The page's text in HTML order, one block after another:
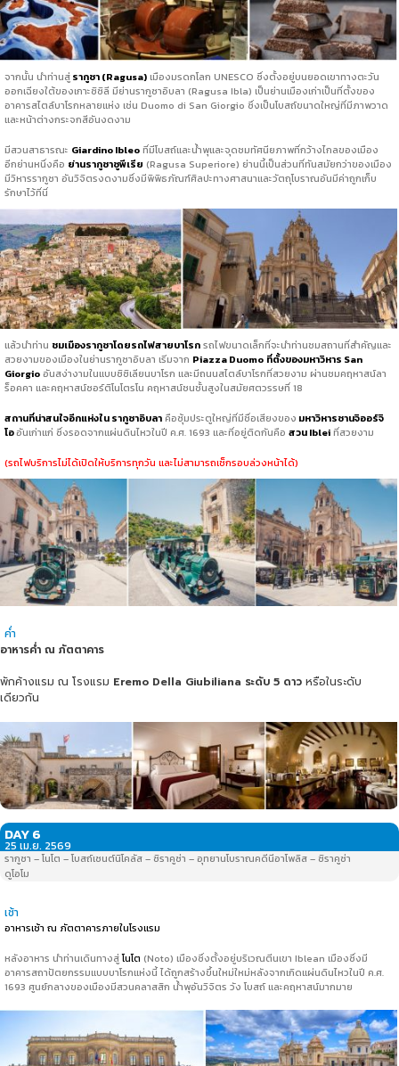
จากนั้น นำท่านสู่รากูซา (Ragusa)เมืองมรดกโลก UNESCO ซึ่งตั้งอยู่บนยอดเขาทางตะวัน
ออกเฉียงใต้ของเกาะซิซิลี มีย่านรากูซาอิบลา (Ragusa Ibla) เป็นย่านเมืองเก่าเป็นที่ตั้งของ
อาคารสไตล์บาโรกหลายแห่ง เช่น Duomo di San Giorgio ซึ่งเป็นโบสถ์ขนาดใหญ่ที่มีภาพวาด
และหน้าต่างกระจกสีอันงดงาม
มีสวนสาธารณะ Giardino Ibleoที่มีโบสถ์และน้ำพุและจุดชมทัศนียภาพที่กว้างไกลของเมือง
อีกย่านหนึ่งคือ ย่านรากูซาซูพีเรีย (Ragusa Superiore) ย่านนี้เป็นส่วนที่ทันสมัยกว่าของเมือง
มีวิหารรากูซา อันวิจิตรงดงามซึ่งมีพิพิธภัณฑ์ศิลปะทางศาสนาและวัตถุโบราณอันมีค่าถูกเก็บ
รักษาไว้ที่นี่
แล้วนำท่าน ชมเมืองรากูซาโดยรถไฟสายบาโรกรถไฟขนาดเล็กที่จะนำท่านชมสถานที่สำคัญและ
สวยงามของเมืองในย่านรากูซาอิบลา เริ่มจาก Piazza Duomo ที่ตั้งของมหาวิหาร San
Giorgioอันสง่างามในแบบซิซิเลียนบาโรก และมีถนนสไตล์บาโรกที่สวยงาม ผ่านชมคฤหาสน์ลา
ร็อคคา และคฤหาสน์ซอร์ติโนโตรโน คฤหาสน์ชนชั้นสูงในสมัยศตวรรษที่ 18
สถานที่น่าสนใจอีกแห่งใน รากูซาอิบลาคือซุ้มประตูใหญ่ที่มีชื่อเสียงของ มหาวิหารซานจิออร์จิ
โออันเก่าแก่ ซึ่งรอดจากแผ่นดินไหวในปี ค.ศ. 1693 และที่อยู่ติดกันคือ สวน Ibleiที่สวยงาม
(รถไฟบริการไม่ได้เปิดให้บริการทุกวัน และไม่สามารถเช็กรอบล่วงหน้าได้)
ค่ำ
อาหารค่ำ ณ ภัตตาคาร
พักค้างแรม ณ โรงแรม Eremo Della Giubiliana ระดับ 5 ดาว หรือในระดับ
เดียวกัน
DAY 6
25 เม.ย. 2569
รากูซา – โนโต – โบสถ์เซนต์นิโคลัส – ซิราคูซ่า – อุทยานโบราณคดีนีอาโพลิส – ซิราคูซ่า
ดูโอโม
เช้า
อาหารเช้า ณ ภัตตาคารภายในโรงแรม
หลังอาหาร นำท่านเดินทางสู่โนโต (Noto) เมืองซึ่งตั้งอยู่บริเวณตีนเขา Iblean เมืองซึ่งมี
อาคารสถาปัตยกรรมแบบบาโรกแห่งนี้ ได้ถูกสร้างขึ้นใหม่ใหม่หลังจากเกิดแผ่นดินไหวในปี ค.ศ.
1693 ศูนย์กลางของเมืองมีสวนคลาสสิก น้ำพุอันวิจิตร วัง โบสถ์ และคฤหาสน์มากมาย